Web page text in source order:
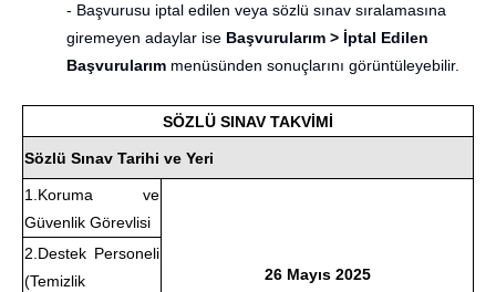
- Başvurusu iptal edilen veya sözlü sınav sıralamasına
giremeyen adaylar ise Başvurularım > İptal Edilen
Başvurularım menüsünden sonuçlarını görüntüleyebilir.
SÖZLÜ SINAV TAKVİMİ
Sözlü Sınav Tarihi ve Yeri
1.Koruma ve
Güvenlik Görevlisi
26 Mayıs 2025
2.Destek Personeli
(Temizlik